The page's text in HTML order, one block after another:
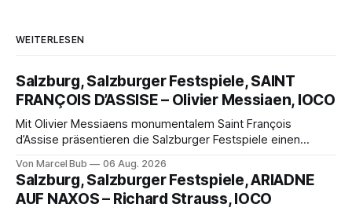
WEITERLESEN
Salzburg, Salzburger Festspiele, SAINT
FRANÇOIS D’ASSISE – Olivier Messiaen, IOCO
Mit Olivier Messiaens monumentalem Saint François
d’Assise präsentieren die Salzburger Festspiele einen
eine bildgewaltige Inszenierung, Maxime Pascal entfaltet
die komplexe Partitur eindrucksvoll, Philippe Sly berührt als
Franziskus.
Von Marcel Bub 06 Aug. 2026
Salzburg, Salzburger Festspiele, ARIADNE
AUF NAXOS – Richard Strauss, IOCO